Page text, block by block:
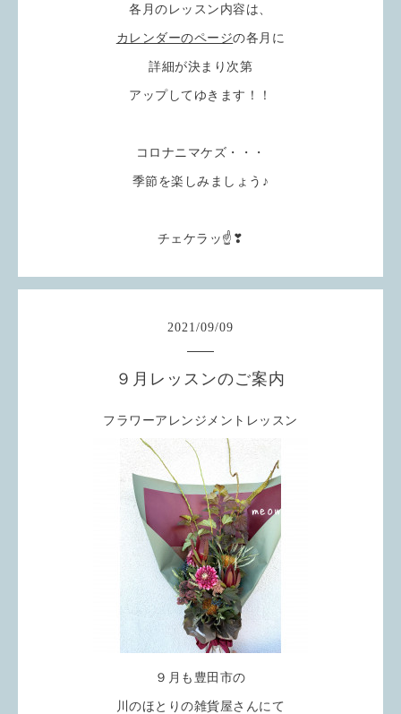
各月のレッスン内容は、
カレンダーのページの各月に
詳細が決まり次第
アップしてゆきます！！
コロナニマケズ・・・
季節を楽しみましょう♪
チェケラッ☝❣
2021/09/09
９月レッスンのご案内
フラワーアレンジメントレッスン
９月も豊田市の
川のほとりの雑貨屋さんにて